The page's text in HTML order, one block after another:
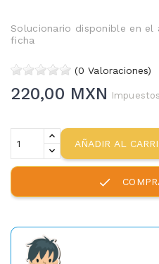
Solucionario disponible en
ficha
(0 Valoraciones)
220,00 MXN
AÑADIR AL
check